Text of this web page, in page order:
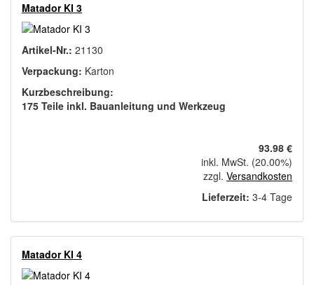
Matador KI 3
Artikel-Nr.: 21130
Verpackung: Karton
Kurzbeschreibung:
175 Teile inkl. Bauanleitung und Werkzeug
93.98 €
inkl. MwSt. (20.00%)
zzgl. Versandkosten
Lieferzeit: 3-4 Tage
Matador KI 4